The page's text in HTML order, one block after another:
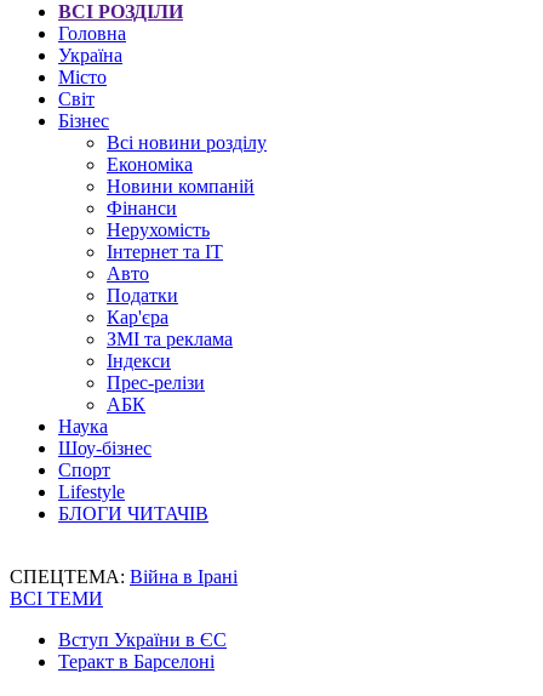
ВСІ РОЗДІЛИ
Головна
Україна
Місто
Світ
Бізнес
Всі новини розділу
Економіка
Новини компаній
Фінанси
Нерухомість
Інтернет та IT
Авто
Податки
Кар'єра
ЗМІ та реклама
Індекси
Прес-релізи
АБК
Наука
Шоу-бізнес
Спорт
Lifestyle
БЛОГИ ЧИТАЧІВ
СПЕЦТЕМА: Війна в Ірані
ВСІ ТЕМИ
Вступ України в ЄС
Теракт в Барселоні